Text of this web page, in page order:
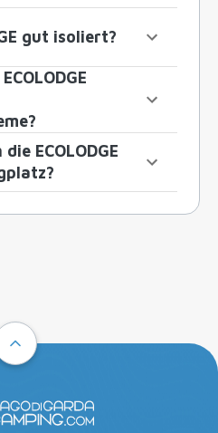
gut isoliert?
ECOLODGE